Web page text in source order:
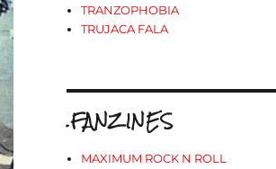
TRANZOPHOBIA
TRUJACA FALA
.FANZINES
MAXIMUM ROCK N ROLL